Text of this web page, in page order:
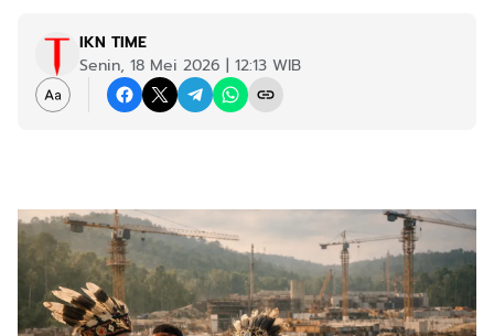
IKN TIME
Senin, 18 Mei 2026 | 12:13 WIB